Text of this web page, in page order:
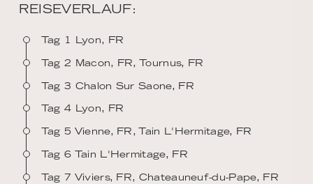
REISEVERLAUF:
Tag 1 Lyon, FR
Tag 2 Macon, FR, Tournus, FR
Tag 3 Chalon Sur Saone, FR
Tag 4 Lyon, FR
Tag 5 Vienne, FR, Tain L'Hermitage, FR
Tag 6 Tain L'Hermitage, FR
Tag 7 Viviers, FR, Chateauneuf-du-Pape, FR